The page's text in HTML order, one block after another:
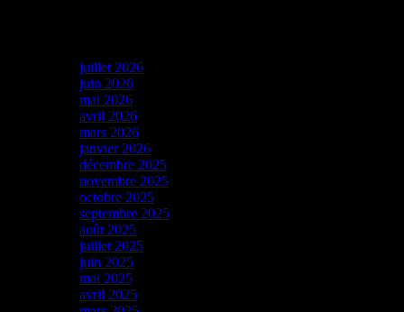
juillet 2026
juin 2026
mai 2026
avril 2026
mars 2026
janvier 2026
décembre 2025
novembre 2025
octobre 2025
septembre 2025
août 2025
juillet 2025
juin 2025
mai 2025
avril 2025